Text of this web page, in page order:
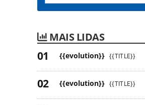
MAIS LIDAS
{{evolution}} {{TITLE}}
{{evolution}} {{TITLE}}